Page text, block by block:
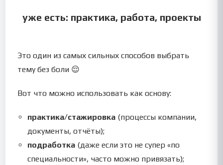
уже есть: практика, работа, проекты
Это один из самых сильных способов выбрать
тему без боли 😌
Вот что можно использовать как основу:
практика/стажировка (процессы компании,
документы, отчёты);
подработка (даже если это не супер «по
специальности», часто можно привязать);